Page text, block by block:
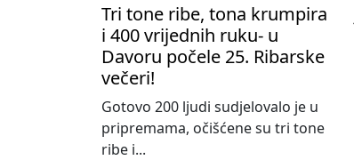
Tri tone ribe, tona krumpira
i 400 vrijednih ruku- u
Davoru počele 25. Ribarske
večeri!
Gotovo 200 ljudi sudjelovalo je u
pripremama, očišćene su tri tone
ribe i...